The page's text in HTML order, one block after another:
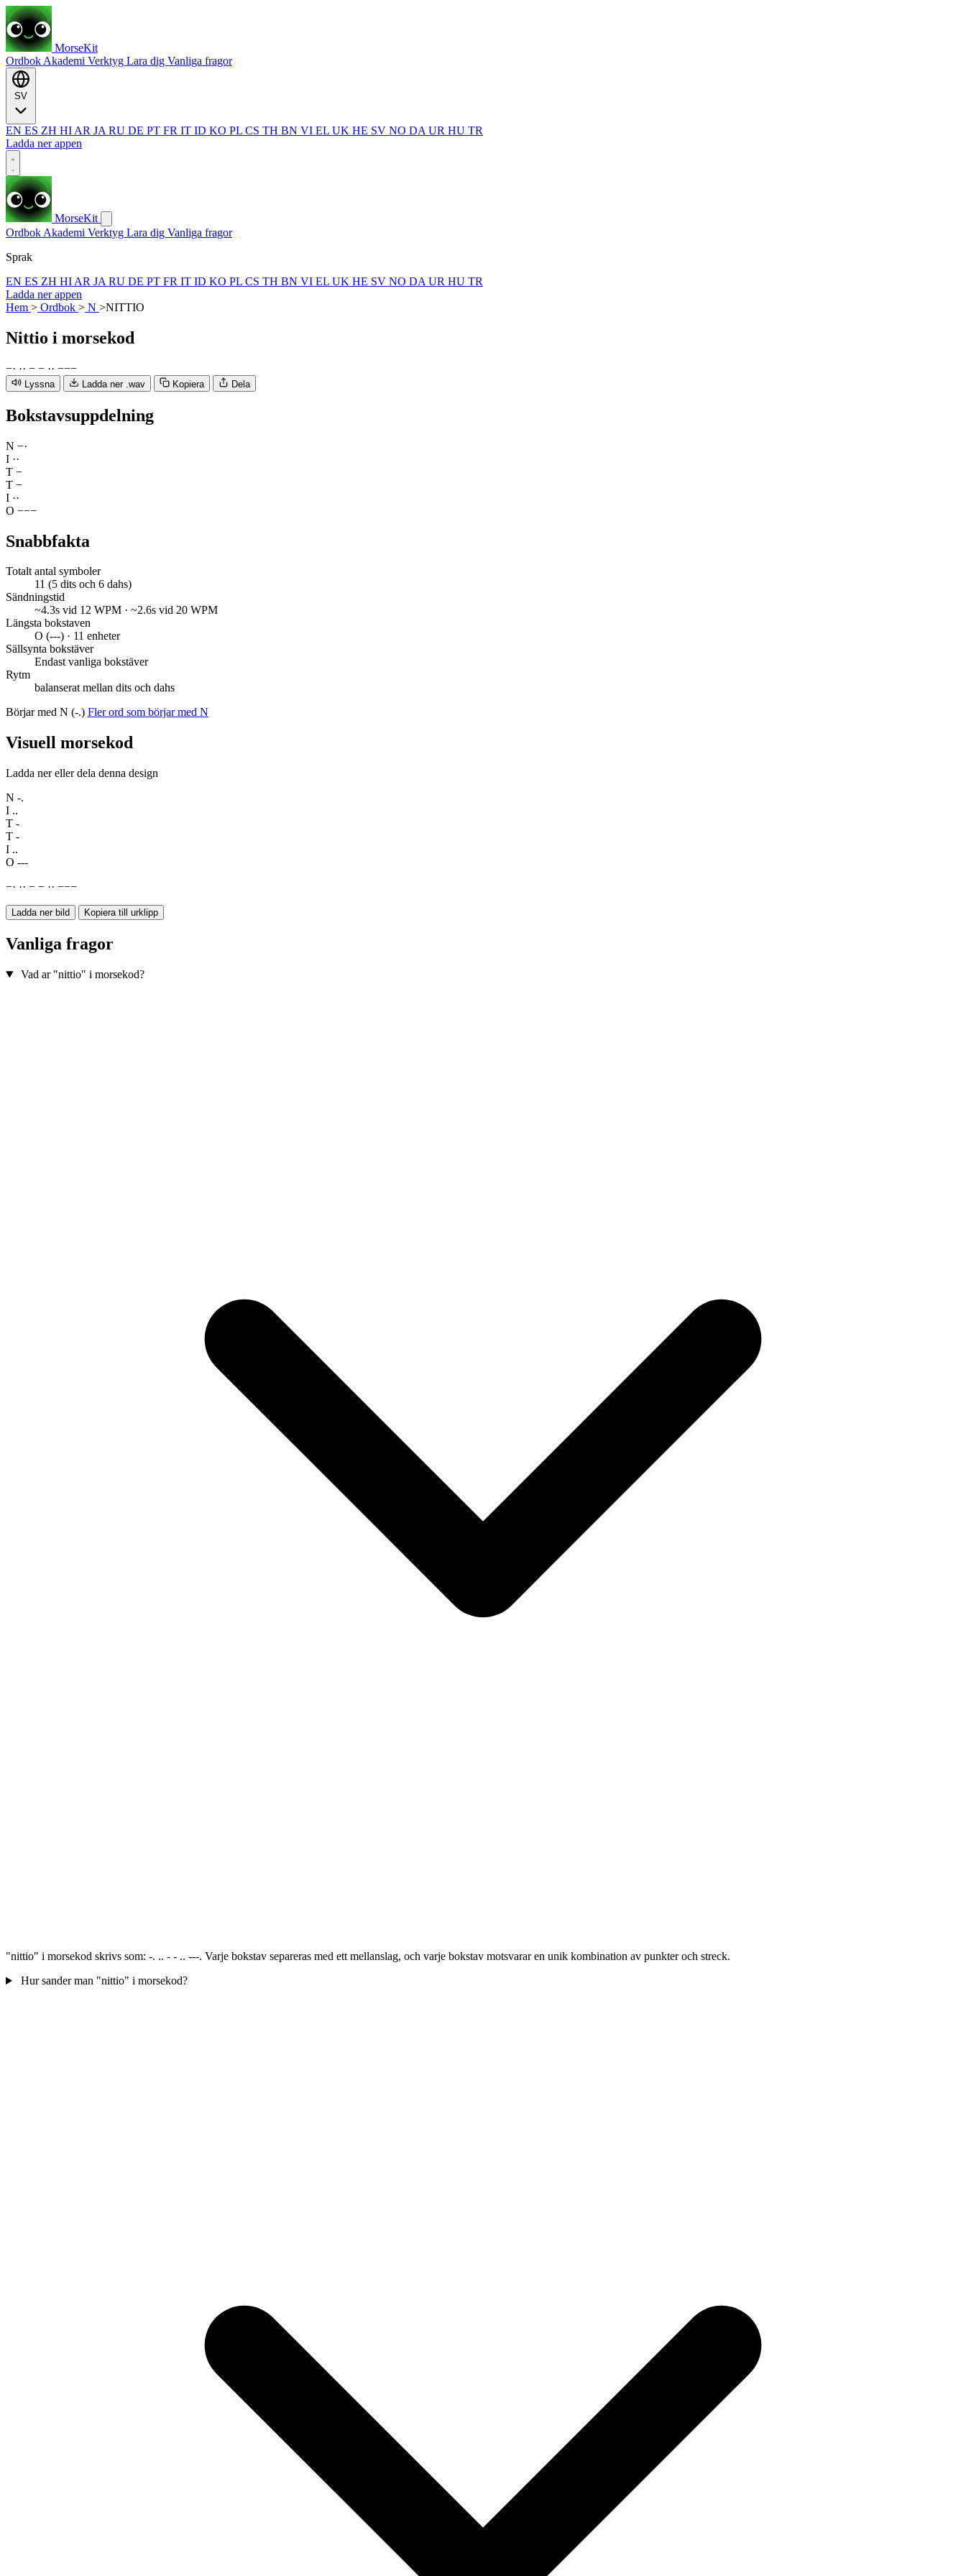
MorseKit
Ordbok Akademi Verktyg Lara dig Vanliga fragor
EN ES ZH HI AR JA RU DE PT FR IT ID KO PL CS TH BN VI EL UK HE SV NO DA UR HU TR
Ladda ner appen
MorseKit
Ordbok Akademi Verktyg Lara dig Vanliga fragor
Sprak
EN ES ZH HI AR JA RU DE PT FR IT ID KO PL CS TH BN VI EL UK HE SV NO DA UR HU TR
Ladda ner appen
Hem > Ordbok > N >NITTIO
Nittio i morsekod
−· ·· − − ·· −−−
Lyssna Ladda ner .wav Kopiera Dela
Bokstavsuppdelning
N −·
I ··
T −
T −
I ··
O −−−
Snabbfakta
Totalt antal symboler
11 (5 dits och 6 dahs)
Sändningstid
~4.3s vid 12 WPM · ~2.6s vid 20 WPM
Längsta bokstaven
O (---) · 11 enheter
Sällsynta bokstäver
Endast vanliga bokstäver
Rytm
balanserat mellan dits och dahs
Börjar med N (-.) Fler ord som börjar med N
Visuell morsekod
Ladda ner eller dela denna design
N -.
I ..
T -
T -
I ..
O ---
−· ·· − − ·· −−−
Ladda ner bild Kopiera till urklipp
Vanliga fragor
Vad ar "nittio" i morsekod?
"nittio" i morsekod skrivs som: -. .. - - .. ---. Varje bokstav separeras med ett mellanslag, och varje bokstav motsvarar en unik kombination av punkter och streck.
Hur sander man "nittio" i morsekod?